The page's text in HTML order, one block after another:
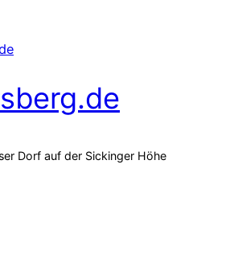
Dorf auf der Sickinger Höhe